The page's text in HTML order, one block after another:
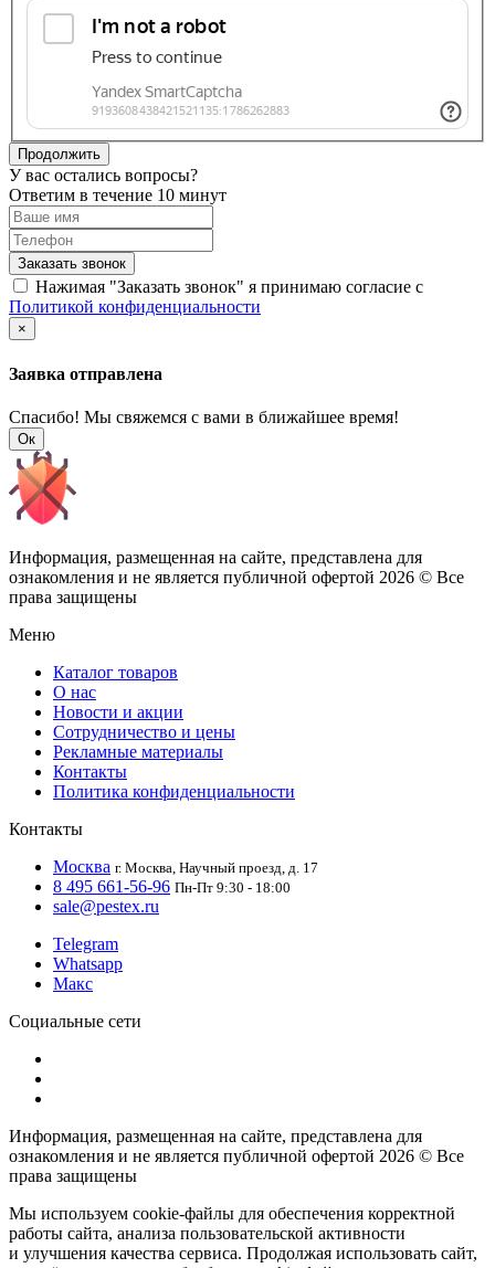
Продолжить
У вас остались вопросы?
Ответим в течение 10 минут
Заказать звонок
Нажимая "Заказать звонок" я принимаю согласие с
Политикой конфиденциальности
×
Заявка отправлена
Спасибо! Мы свяжемся с вами в ближайшее время!
Ок
Информация, размещенная на сайте, представлена для
ознакомления и не является публичной офертой 2026 © Все
права защищены
Меню
Каталог товаров
О нас
Новости и акции
Сотрудничество и цены
Рекламные материалы
Контакты
Политика конфиденциальности
Контакты
Москва г. Москва, Научный проезд, д. 17
8 495 661-56-96 Пн-Пт 9:30 - 18:00
sale@pestex.ru
Telegram
Whatsapp
Макс
Социальные сети
Информация, размещенная на сайте, представлена для
ознакомления и не является публичной офертой 2026 © Все
права защищены
Мы используем cookie-файлы для обеспечения корректной
работы сайта, анализа пользовательской активности
и улучшения качества сервиса. Продолжая использовать сайт,